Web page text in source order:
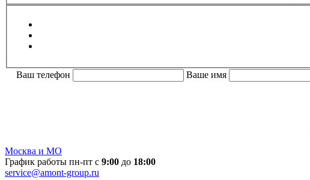
Ваш телефон Ваше имя
Москва и МО
График работы пн-пт с 9:00 до 18:00
service@amont-group.ru